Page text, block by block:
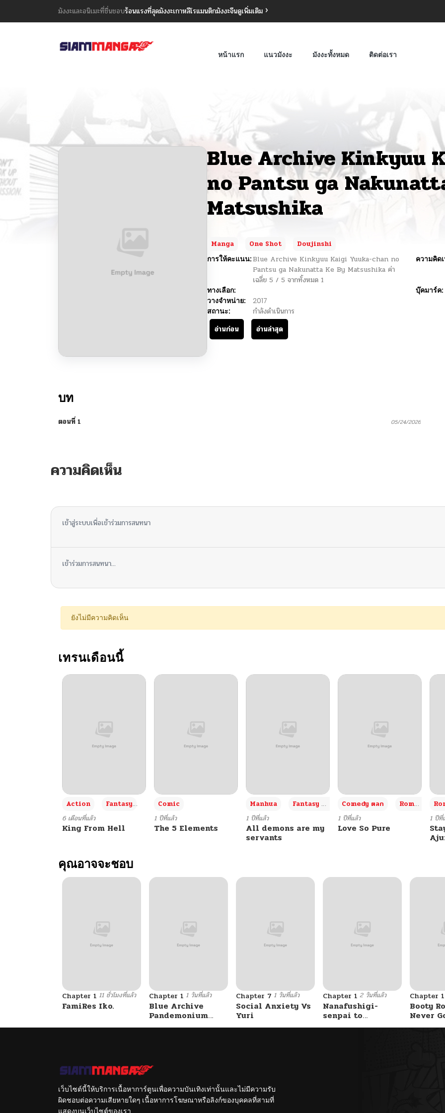
มังงะและอนิเมะที่ชื่นชอบร้อนแรงที่สุดมังงะเกาหลีโรแมนติกมังงะจีนดูเพิ่มเติม
หน้าแรก แนวมังงะ มังงะทั้งหมด ติดต่อเรา
Blue Archive Kinkyuu
no Pantsu ga
Matsushika
Manga One Shot
Doujinshi
การให้คะแนน:Blue Archive Kinkyuu Kaigi Yuuka-chan no
Pantsu ga Nakunatta Ke By Matsushika ค่า
เฉลี่ย 5 / 5 จากทั้งหมด 1
ความคิด
ทางเลือก:
บุ๊คมาร์ค:
วางจำหน่าย:
2017
สถานะ:
กำลังดำเนินการ
อ่านก่อน
อ่านล่าสุด
บท
ตอนที่ 1 05/24/2026
ความคิดเห็น
เข้าสู่ระบบเพื่อเข้าร่วมการสนทนา
เข้าร่วมการสนทนา...
ยังไม่มีความคิดเห็น
เทรนเดือนนี้
Action Fantasy
6 เดือนที่แล้ว
King From Hell
Comic
1 ปีที่แล้ว
The 5 Elements
Manhua Fantasy แฟนตาซี +3
1 ปีที่แล้ว
All demons are my
servants
Comedy ตลก
Romance โรแมนซ์
1 ปีที่แล้ว
Love So Pure
1 ปีที่
คุณอาจจะชอบ
Chapter 1 11 ชั่วโมงที่แล้ว
FamiRes Iko.
Chapter 1 1 วันที่แล้ว
Blue Archive
Pandemonium
Vacation By
Chapter 7 1 วันที่แล้ว
Social Anxiety Vs
Yuri
Chapter 1 2 วันที่แล้ว
Nanafushigi-
senpai to
Tetsujin-kun
Chapter
Booty
Never
เว็บไซต์นี้ให้บริการเนื้อหาการ์ตูนเพื่อความบันเทิงเท่านั้นและไม่มีความรับ
ผิดชอบต่อความเสียหายใดๆ เนื้อหาการโฆษณาหรือลิงก์ของบุคคลที่สามที่
แสดงบนเว็บไซต์ของเรา